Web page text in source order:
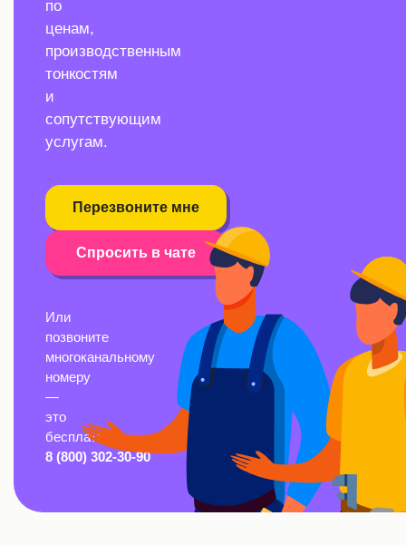
по
ценам,
производственным
тонкостям
и
сопутствующим
услугам.
Перезвоните мне
Спросить в чате
Или
позвоните
многоканальному
номеру
—
это
бесплатно:
8 (800) 302-30-90